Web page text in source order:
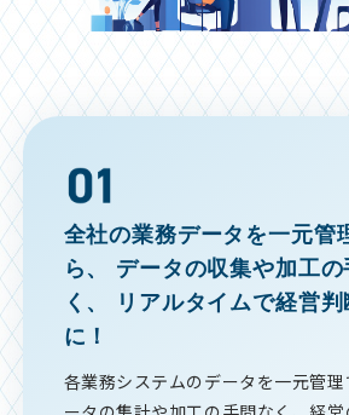
全社の業務データを一元管
ら、
データの収集や加工
く、
リアルタイムで経営
に！
各業務システムのデータを一元管